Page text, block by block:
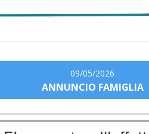
09/05/2026
ANNUNCIO FAMIGLIA